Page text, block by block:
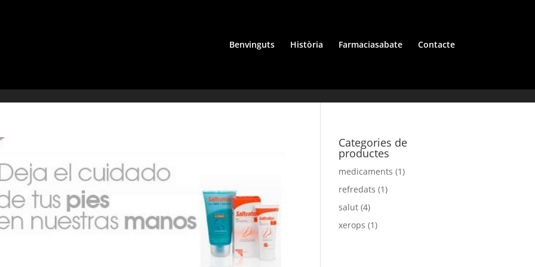
Benvinguts Història Farmaciasabate Contacte
Categories de
productes
medicaments (1)
refredats (1)
salut (4)
xerops (1)